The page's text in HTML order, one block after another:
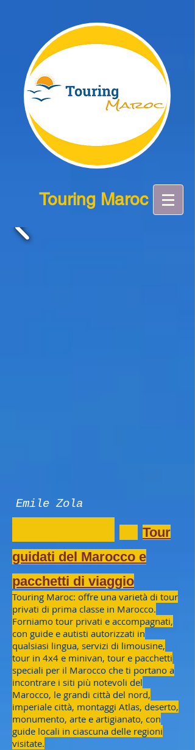
Touring Maroc
Emile Zola
Tour
guidati del Marocco e
pacchetti di viaggio
Touring Maroc: offre una varietà di tour
privati di prima classe in Marocco.
Forniamo tour privati e accompagnati,
con guide e autisti autorizzati in
qualsiasi lingua, servizi di limousine,
tour in 4x4 e minivan, tour e pacchetti
speciali per il Marocco che ti portano a
incontrare i siti più notevoli del
Marocco, le grandi città del nord,
imperiale città, montaggi Atlas, deserto,
monumento, arte e artigianato, con
guide locali in ciascuna delle regioni
visitate.